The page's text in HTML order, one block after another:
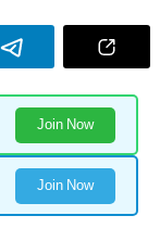
Join Now
Join Now